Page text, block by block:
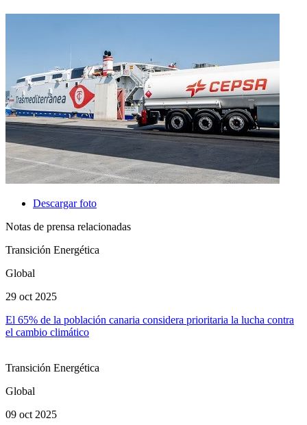
Descargar foto
Notas de prensa relacionadas
Transición Energética
Global
29 oct 2025
El 65% de la población canaria considera prioritaria la lucha contra
el cambio climático
Transición Energética
Global
09 oct 2025